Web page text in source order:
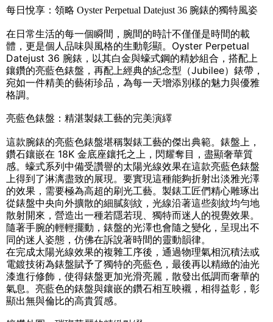
每日悅享：領略 Oyster Perpetual Datejust 36 腕錶的獨特風姿
在日常生活的每一個瞬間，腕間的時計不僅僅是時間的載
體，更是個人品味與風格的生動彰顯。Oyster Perpetual
Datejust 36 腕錶，以其白金與蠔式鋼的精妙組合，搭配上
鑲鑽的亮藍色錶盤，再配上經典的紀念型（Jubilee）錶帶，
宛如一件精美的藝術珍品，為每一天增添別樣的魅力與優雅
格調。
亮藍色錶盤：精湛製錶工藝的完美演繹
這款腕錶的亮藍色錶盤堪稱製錶工藝的傑出典範。錶盤上，
鑽石鑲嵌在 18K 金底座鑲托之上，閃耀奪目，盡顯奢華質
感。蠔式系列中備受讚譽的太陽光線效果在這款亮藍色錶盤
上得到了淋漓盡致的展現。要實現這種能夠折射出淡雅光澤
的效果，需要極為高超的刷光工藝。製錶工匠們精心雕琢出
從錶盤中央向外擴散的細膩刻紋，光線沿著這些刻紋均勻地
散射開來，營造出一種若隱若現、獨特而迷人的視覺效果。
隨著手腕的輕輕擺動，錶盤的光澤也會隨之變化，呈現出不
同的迷人姿態，仿佛在訴說著時間的靈動韻律。
在完成太陽光線效果的複雜工序後，通過物理氣相沉積法或
電鍍技術為錶盤賦予了獨特的亮藍色，最後再以精緻的油光
漆進行修飾，使得錶盤更加光滑亮麗，散發出低調而奢華的
氣息。亮藍色的錶盤與鑲嵌的鑽石相互映襯，相得益彰，彰
顯出無與倫比的高貴質感。